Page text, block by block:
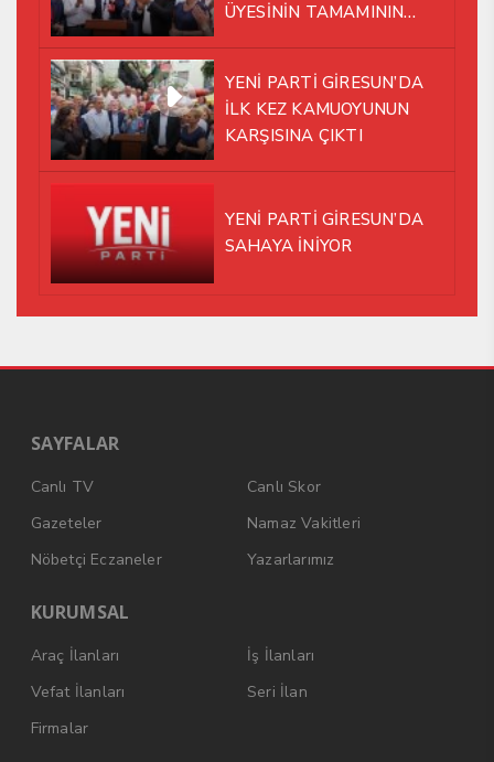
ÜYESİNİN TAMAMININ
YÜRÜMEYE KARAR VERDİK
YENİ PARTİ GİRESUN’DA
İLK KEZ KAMUOYUNUN
KARŞISINA ÇIKTI
YENİ PARTİ GİRESUN’DA
SAHAYA İNİYOR
SAYFALAR
Canlı TV
Canlı Skor
Gazeteler
Namaz Vakitleri
Nöbetçi Eczaneler
Yazarlarımız
KURUMSAL
Araç İlanları
İş İlanları
Vefat İlanları
Seri İlan
Firmalar